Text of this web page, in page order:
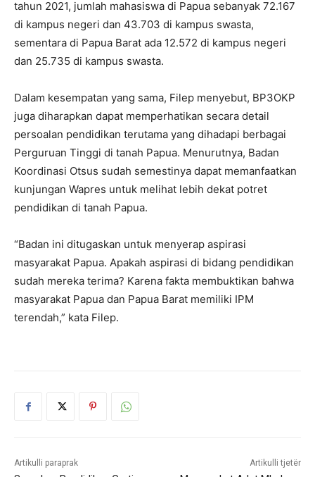
tahun 2021, jumlah mahasiswa di Papua sebanyak 72.167
di kampus negeri dan 43.703 di kampus swasta,
sementara di Papua Barat ada 12.572 di kampus negeri
dan 25.735 di kampus swasta.
Dalam kesempatan yang sama, Filep menyebut, BP3OKP
juga diharapkan dapat memperhatikan secara detail
persoalan pendidikan terutama yang dihadapi berbagai
Perguruan Tinggi di tanah Papua. Menurutnya, Badan
Koordinasi Otsus sudah semestinya dapat memanfaatkan
kunjungan Wapres untuk melihat lebih dekat potret
pendidikan di tanah Papua.
“Badan ini ditugaskan untuk menyerap aspirasi
masyarakat Papua. Apakah aspirasi di bidang pendidikan
sudah mereka terima? Karena fakta membuktikan bahwa
masyarakat Papua dan Papua Barat memiliki IPM
terendah,” kata Filep.
Artikulli paraprak Artikulli tjetër